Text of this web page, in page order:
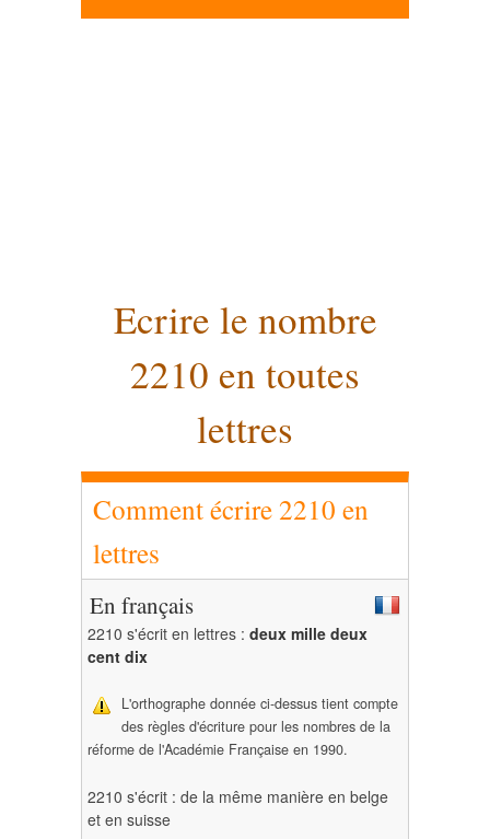
Ecrire le nombre
2210 en toutes
lettres
Comment écrire 2210 en
lettres
En français
2210 s'écrit en lettres : deux mille deux
cent dix
L'orthographe donnée ci-dessus tient compte
des règles d'écriture pour les nombres de la
réforme de l'Académie Française en 1990.
2210 s'écrit : de la même manière en belge
et en suisse